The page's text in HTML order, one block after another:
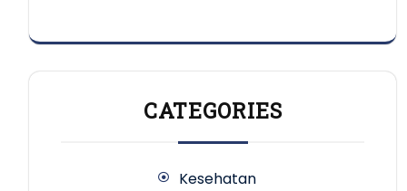
CATEGORIES
Kesehatan